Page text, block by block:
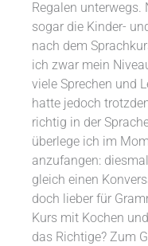
Regalen unterwegs.
sogar die Kinder-
nach dem
ich zwar mein
viele Sprechen und
hatte jedoch
richtig in der
überlege ich im
anzufangen:
gleich einen
doch lieber für
Kurs mit Kochen
das Richtige? Zum